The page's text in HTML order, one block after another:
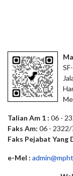
Talian Am 1 : 06 -
Faks Am: 06 - 2322/
Faks Pejabat Yang
e-Mel :